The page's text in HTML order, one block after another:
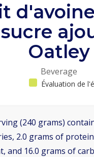
sucre
Oatley
Beverage
Évaluation de
(240 grams)
2.0 grams of
and 16.0 grams of